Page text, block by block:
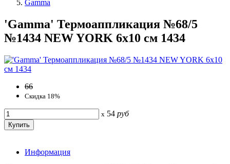
Gamma
'Gamma' Термоаппликация №68/5
№1434 NEW YORK 6х10 см 1434
66
Скидка 18%
x 54 руб
Информация